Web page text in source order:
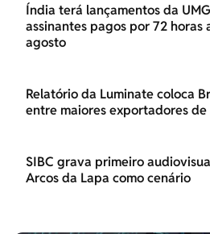
Índia terá lançamentos da
assinantes pagos por 72
agosto
Relatório da Luminate coloca
entre maiores exportadores de
SIBC grava primeiro
Arcos da Lapa como cenário